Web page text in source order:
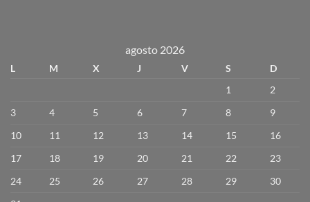
agosto 2026
L M X J V S
D
1
2
3
4 5 6 7 8
9
10
11 12 13 14 15
16
17
18 19 20 21 22
23
24
25 26 27 28 29
30